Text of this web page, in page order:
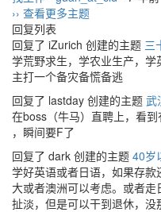
›› 查看更多主题
回复列表
回复了 iZurich 创建的主题 三
学荒野求生，学农业生产，学
主打一个备灾备慌备逃
回复了 lastday 创建的主题 武
在boss（牛马）直聘上，看
，瞬间要F了
回复了 dark 创建的主题 40岁
学好英语或者日语，如果存
大或者澳洲可以考虑。或者
扯淡，但是可以干到退休，没